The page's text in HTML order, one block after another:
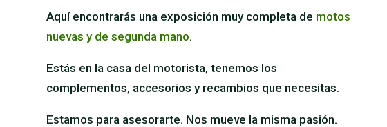
Aquí encontrarás una exposición muy completa de motos
nuevas y de segunda mano.
Estás en la casa del motorista, tenemos los
complementos, accesorios y recambios que necesitas.
Estamos para asesorarte. Nos mueve la misma pasión.